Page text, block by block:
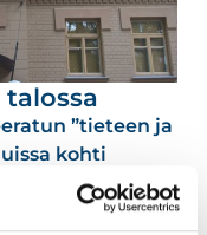
”tieteen ja
kohti
tulevaisuutta
vastannut